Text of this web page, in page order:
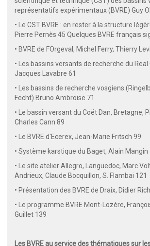
représentatifs expérimentaux (BVRE) Guy
• Le CST BVRE : en rester à la structure
Pierre Pernès 45 Quelques BVRE français
• BVRE de FOrgeval, Michel Ferry, Thierry
• Les bassins versants de recherche du Real
Jacques Lavabre 61
• Les bassins de recherche vosgiens
Fecht) Bruno Ambroise 71
• Le bassin versant du Coët Dan, Bretagne,
Charles Cann 89
• Le BVRE d'Ecerex, Jean-Marie Fritsch 99
• Système karstique du Baget, Alain Mangin
• Le site atelier Allegro, Languedoc, Marc
Andrieux, Claude Bocquillon, S. Flambai 121
• Présentation des BVRE de Draix, Didier
• Le programme BVRE Mont-Lozère,
Guillet 139
Les BVRE au service des thématiques sur